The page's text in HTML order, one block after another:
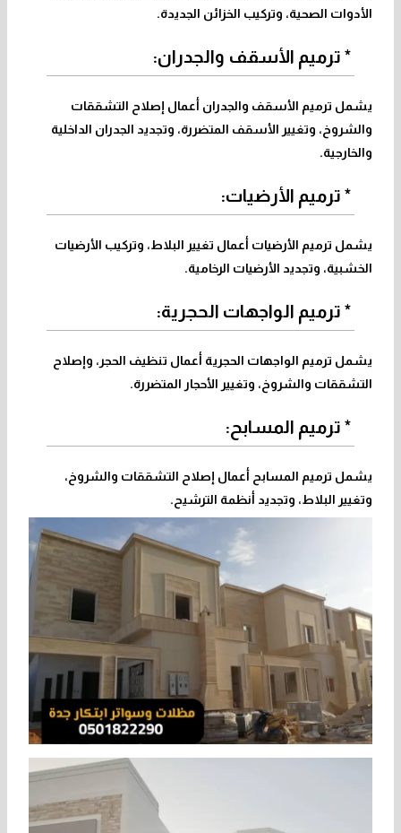
الأدوات الصحية، وتركيب الخزائن الجديدة.
* ترميم الأسقف والجدران:
يشمل ترميم الأسقف والجدران أعمال إصلاح التشققات
والشروخ، وتغيير الأسقف المتضررة، وتجديد الجدران الداخلية
والخارجية.
* ترميم الأرضيات:
يشمل ترميم الأرضيات أعمال تغيير البلاط، وتركيب الأرضيات
الخشبية، وتجديد الأرضيات الرخامية.
* ترميم الواجهات الحجرية:
يشمل ترميم الواجهات الحجرية أعمال تنظيف الحجر، وإصلاح
التشققات والشروخ، وتغيير الأحجار المتضررة.
* ترميم المسابح:
يشمل ترميم المسابح أعمال إصلاح التشققات والشروخ،
وتغيير البلاط، وتجديد أنظمة الترشيح.